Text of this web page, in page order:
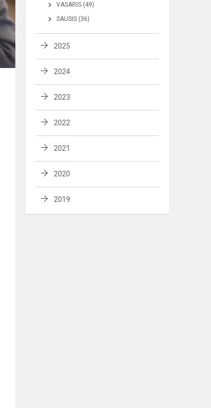
VASARIS (49)
SAUSIS (36)
2025
2024
2023
2022
2021
2020
2019